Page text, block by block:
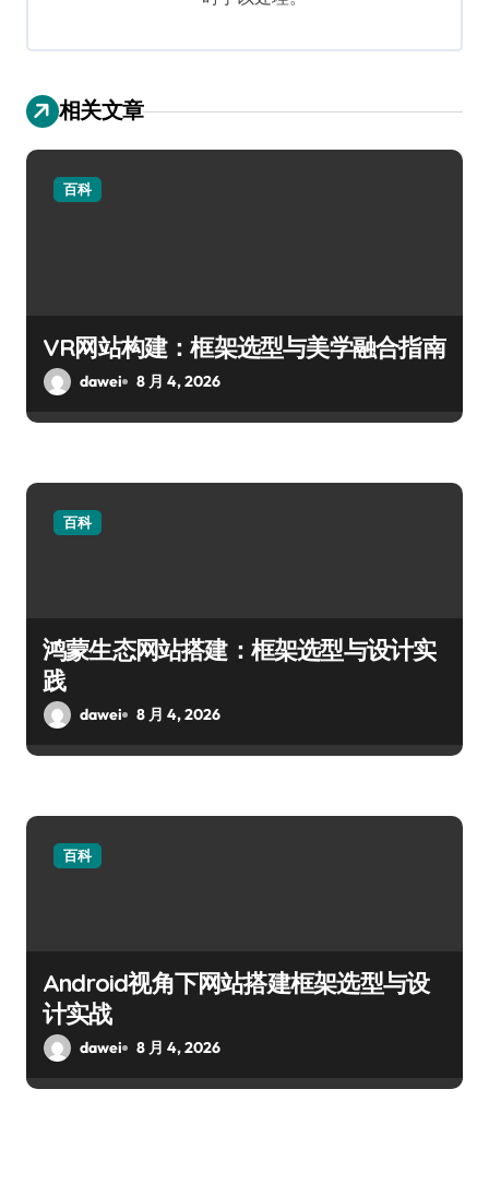
相关文章
百科
VR网站构建：框架选型与美学融合指南
dawei 8 月 4, 2026
百科
鸿蒙生态网站搭建：框架选型与设计实
践
dawei 8 月 4, 2026
百科
Android视角下网站搭建框架选型与设
计实战
dawei 8 月 4, 2026